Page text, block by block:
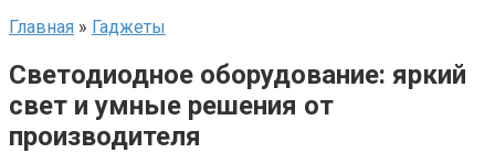
Главная » Гаджеты
Светодиодное оборудование: яркий
свет и умные решения от
производителя